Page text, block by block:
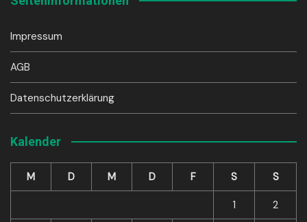
Impressum
AGB
Datenschutzerklärung
Kalender
M D M D F S S
1 2